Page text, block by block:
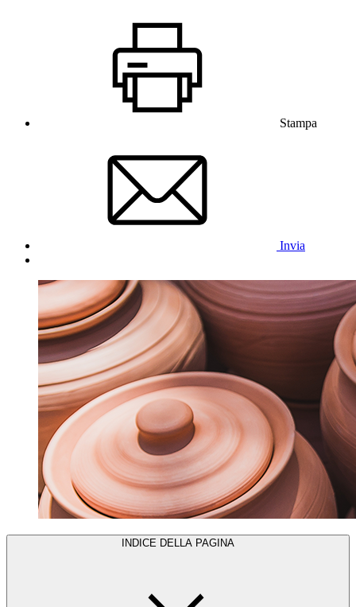
Stampa
Invia
INDICE DELLA PAGINA